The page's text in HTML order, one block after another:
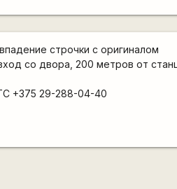
строчки с оригиналом
со двора, 200 метров от
+375 29-288-04-40